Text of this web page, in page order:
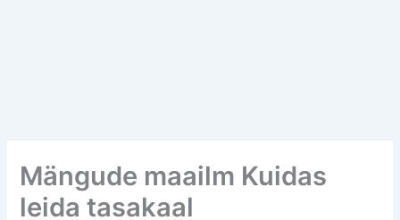
Mängude maailm Kuidas
leida tasakaal